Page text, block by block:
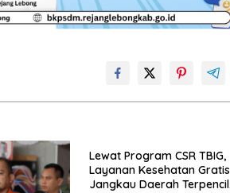
Lewat Program CSR TBIG,
Layanan Kesehatan Gratis
Jangkau Daerah Terpencil